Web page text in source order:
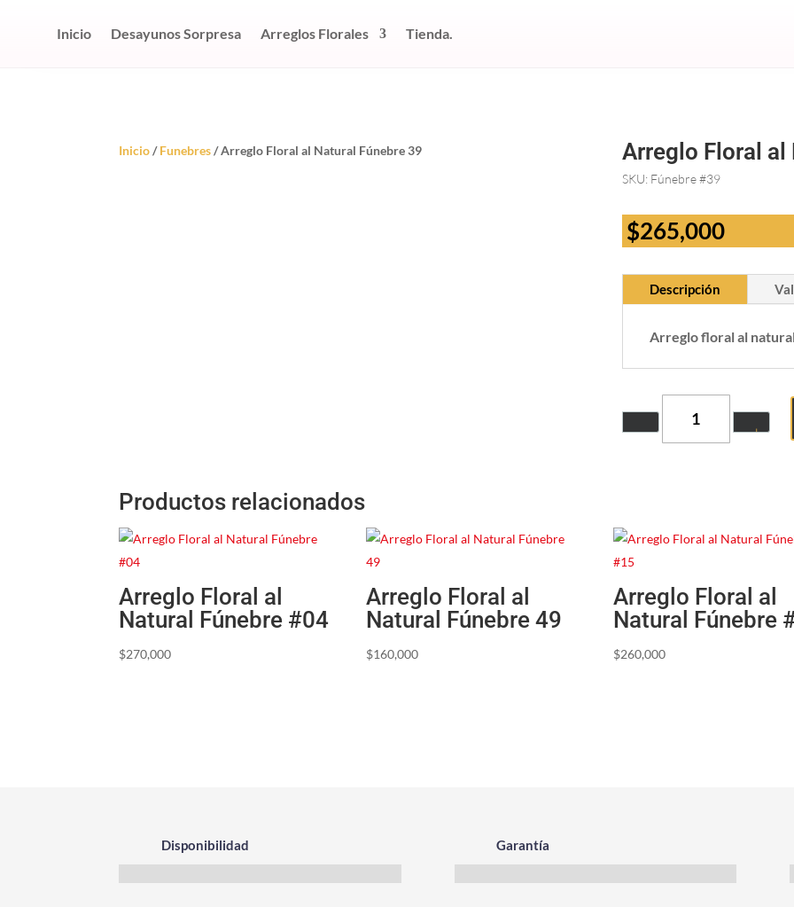
Inicio Desayunos Sorpresa Arreglos Florales Tienda.
Inicio/Funebres/ Arreglo Floral al Natural Fúnebre 39 Arreglo Floral al
SKU: Fúnebre #39
$265,000
Descripción
Arreglo floral al
Productos relacionados
Arreglo Floral al
Natural Fúnebre #04
$270,000
Arreglo Floral al
Natural Fúnebre 49
$160,000
Arreglo Floral al
Natural Fúnebre
$260,000
Disponibilidad Garantía